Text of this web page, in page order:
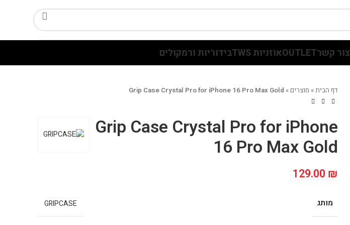
צור קשרOUTLETאוזניות TWS בידוריות ורמקולים
דף הבית» מוצרים»
Grip Case Crystal Pro for iPhone 16 Pro Max Gold
Grip Case Crystal Pro for iPhone
16 Pro Max Gold
129.00 ₪
מותג GRIPCASE